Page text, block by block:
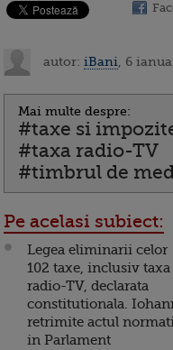
autor: iBani , 6
Mai multe despre:
#taxe si
#taxa radio-TV
#timbrul de
Pe acelasi subiect:
Legea eliminarii celor
102 taxe, inclusiv taxa
radio-TV, declarata
constitutionala.
retrimite actul
in Parlament